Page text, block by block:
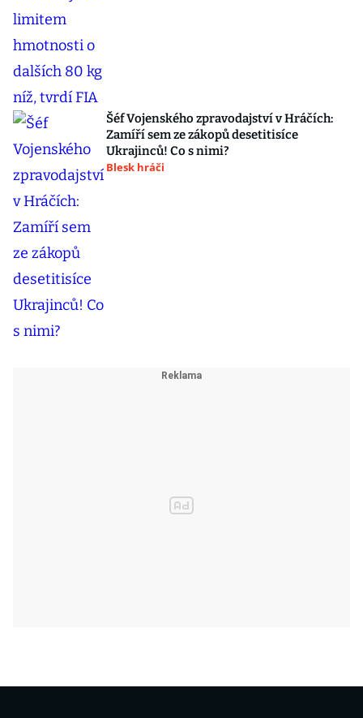
Šéf Vojenského zpravodajství v Hráčích:
Zamíří sem ze zákopů desetitisíce
Ukrajinců! Co s nimi?
Blesk hráči